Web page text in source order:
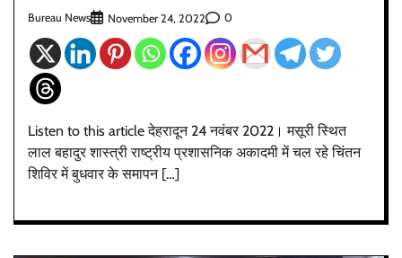
Bureau News November 24, 2022 0
Listen to this article देहरादून 24 नवंबर 2022। मसूरी स्थित
लाल बहादुर शास्त्री राष्ट्रीय प्रशासनिक अकादमी में चल रहे चिंतन
शिविर में बुधवार के समापन […]